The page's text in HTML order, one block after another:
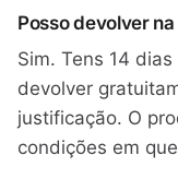
Posso devolver
Sim. Tens 14
devolver
justificação. O
condições em